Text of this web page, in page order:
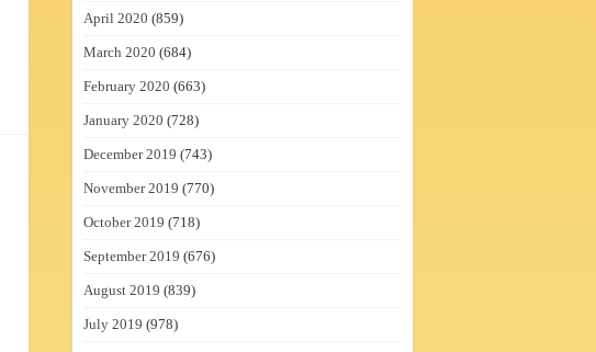
April 2020 (859)
March 2020 (684)
February 2020 (663)
January 2020 (728)
December 2019 (743)
November 2019 (770)
October 2019 (718)
September 2019 (676)
August 2019 (839)
July 2019 (978)